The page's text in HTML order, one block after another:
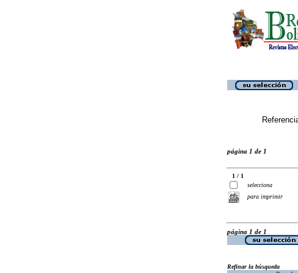
página 1 de 1
1 / 1
selecciona
para imprimir
página 1 de 1
Refinar la búsqueda